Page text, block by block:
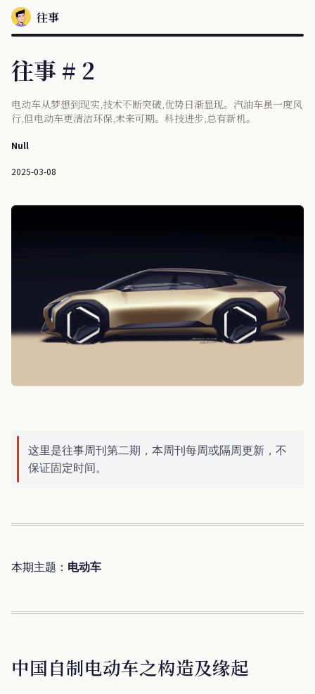
往事
往事 # 2
电动车从梦想到现实,技术不断突破,优势日渐显现。汽油车虽一度风
行,但电动车更清洁环保,未来可期。科技进步,总有新机。
Null
2025-03-08
这里是往事周刊第二期，本周刊每周或隔周更新，不
保证固定时间。
本期主题： 电动车
中国自制电动车之构造及缘起